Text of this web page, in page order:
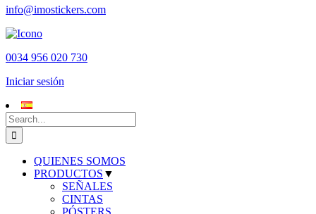
info@imostickers.com
0034 956 020 730
Iniciar sesión
Search
for:
QUIENES SOMOS
PRODUCTOS ▼
SEÑALES
CINTAS
PÓSTERS